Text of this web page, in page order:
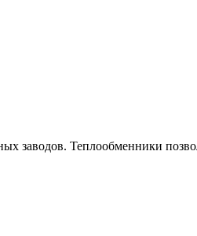
заводов. Теплообменники